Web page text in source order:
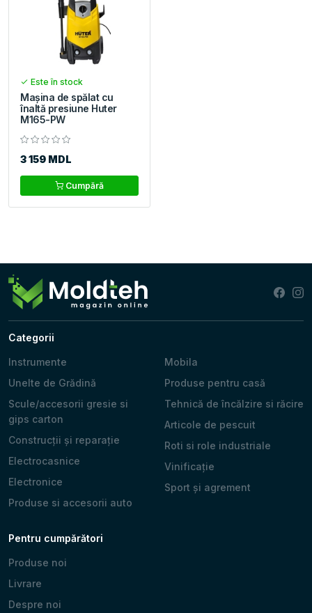
Este în stock
Maşina de spălat cu
înaltă presiune Huter
M165-PW
3 159 MDL
Cumpără
Categorii
Instrumente
Unelte de Grădină
Scule/accesorii gresie si
gips carton
Construcții și reparație
Electrocasnice
Electronice
Produse si accesorii auto
Mobila
Produse pentru casă
Tehnică de încălzire si răcire
Articole de pescuit
Roti si role industriale
Vinificație
Sport și agrement
Pentru cumpărători
Produse noi
Livrare
Despre noi